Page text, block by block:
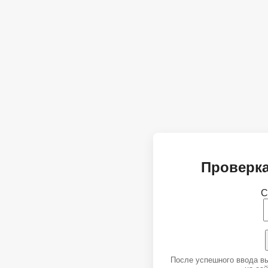
После успешного ввода